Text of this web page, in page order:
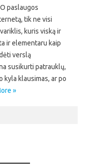
paslaugos
tik ne visi
kuris viską ir
ir elementaru kaip
verslą
susikurti patrauklų,
klausimas, ar po
»